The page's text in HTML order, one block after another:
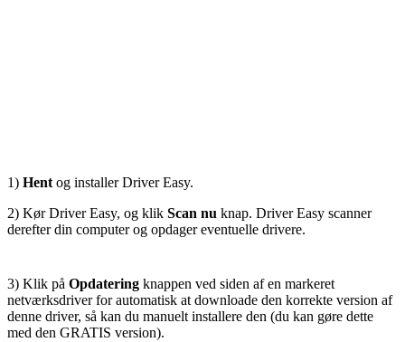
1) Hent og installer Driver Easy.
2) Kør Driver Easy, og klik Scan nu knap. Driver Easy scanner
derefter din computer og opdager eventuelle drivere.
3) Klik på Opdatering knappen ved siden af ​​en markeret
netværksdriver for automatisk at downloade den korrekte version af
denne driver, så kan du manuelt installere den (du kan gøre dette
med den GRATIS version).